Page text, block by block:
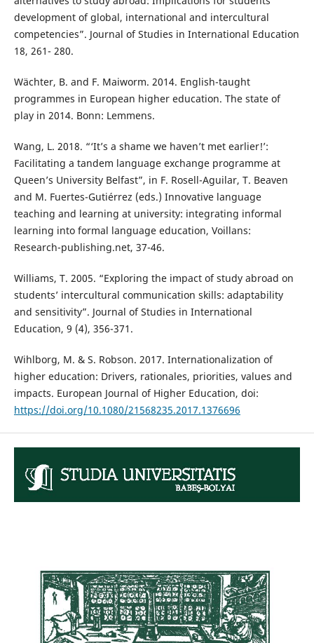
development of global, international and intercultural
competencies”. Journal of Studies in International Education
18, 261- 280.
Wächter, B. and F. Maiworm. 2014. English-taught
programmes in European higher education. The state of
play in 2014. Bonn: Lemmens.
Wang, L. 2018. “‘It’s a shame we haven’t met earlier!’:
Facilitating a tandem language exchange programme at
Queen’s University Belfast”, in F. Rosell-Aguilar, T. Beaven
and M. Fuertes-Gutiérrez (eds.) Innovative language
teaching and learning at university: integrating informal
learning into formal language education, Voillans:
Research-publishing.net, 37-46.
Williams, T. 2005. “Exploring the impact of study abroad on
students’ intercultural communication skills: adaptability
and sensitivity”. Journal of Studies in International
Education, 9 (4), 356-371.
Wihlborg, M. & S. Robson. 2017. Internationalization of
higher education: Drivers, rationales, priorities, values and
impacts. European Journal of Higher Education, doi:
https://doi.org/10.1080/21568235.2017.1376696